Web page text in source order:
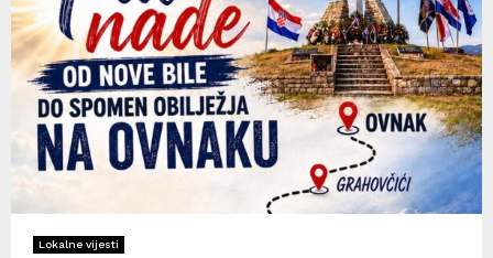
Lokalne vijesti